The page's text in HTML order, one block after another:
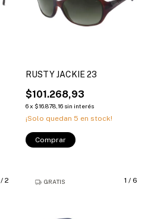
RUSTY JACKIE 23
$101.268,93
6x $16.878,16 sin interés
¡Solo quedan 5 en stock!
Comprar
/ 2 1 / 6
GRATIS